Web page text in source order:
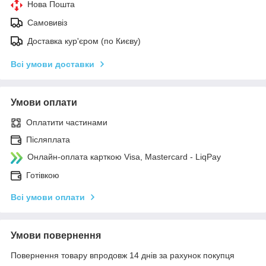
Нова Пошта
Самовивіз
Доставка кур'єром (по Києву)
Всі умови доставки
Умови оплати
Оплатити частинами
Післяплата
Онлайн-оплата карткою Visa, Mastercard - LiqPay
Готівкою
Всі умови оплати
Умови повернення
Повернення товару впродовж 14 днів за рахунок покупця